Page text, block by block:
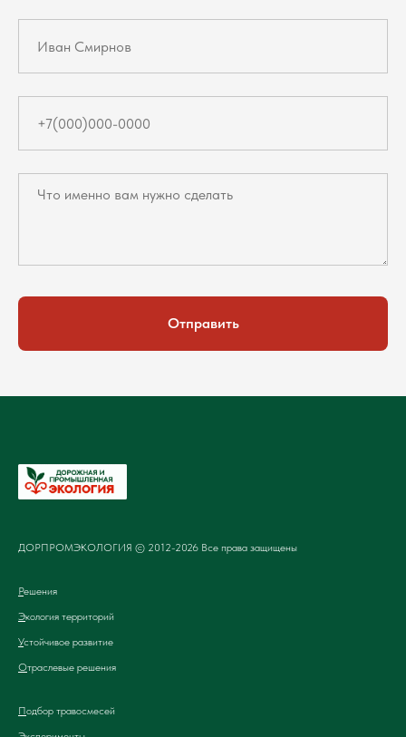
Отправить
ДОРПРОМЭКОЛОГИЯ © 2012-2026 Все права защищены
Решения
Экология территорий
Устойчивое развитие
Отраслевые решения
Подбор травосмесей